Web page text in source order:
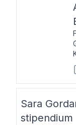
Sara
stipendium